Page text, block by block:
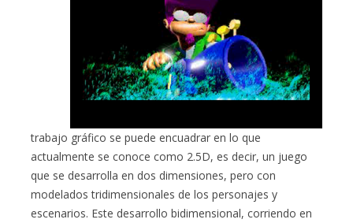
trabajo gráfico se puede encuadrar en lo que
actualmente se conoce como 2.5D, es decir, un juego
que se desarrolla en dos dimensiones, pero con
modelados tridimensionales de los personajes y
escenarios. Este desarrollo bidimensional, corriendo en